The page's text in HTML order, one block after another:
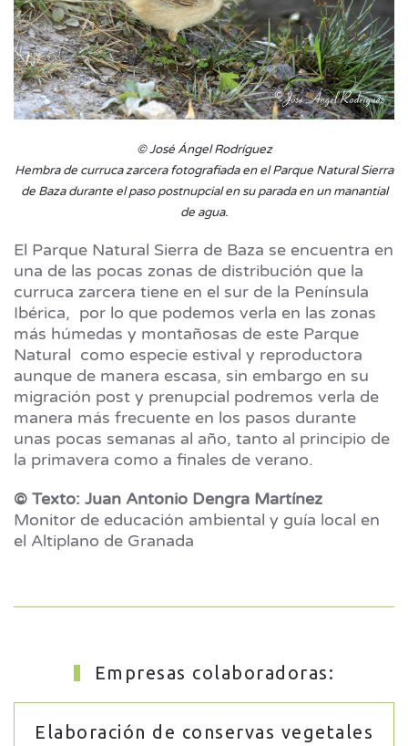
© José Ángel Rodríguez
Hembra de curruca zarcera fotografiada en el Parque Natural Sierra
de Baza durante el paso postnupcial en su parada en un manantial
de agua.
El Parque Natural Sierra de Baza se encuentra en
una de las pocas zonas de distribución que la
curruca zarcera tiene en el sur de la Península
Ibérica, por lo que podemos verla en las zonas
más húmedas y montañosas de este Parque
Natural como especie estival y reproductora
aunque de manera escasa, sin embargo en su
migración post y prenupcial podremos verla de
manera más frecuente en los pasos durante
unas pocas semanas al año, tanto al principio de
la primavera como a finales de verano.
© Texto: Juan Antonio Dengra Martínez
Monitor de educación ambiental y guía local en
el Altiplano de Granada
Empresas colaboradoras:
Elaboración de conservas vegetales